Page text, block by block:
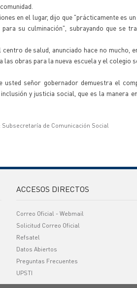
en el lugar, dijo que "prácticamente es
su culminación", subrayando que se
de salud, anunciado hace no mucho,
obras para la nueva escuela y el colegio
usted señor gobernador demuestra el
y justicia social, que es la manera
Subsecretaría de Comunicación Social
ACCESOS DIRECTOS
Correo Oficial - Webmail
Solicitud Correo Oficial
Refsatel
Datos Abiertos
Preguntas Frecuentes
UPSTI